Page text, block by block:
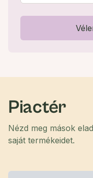
Piactér
Nézd meg mások
saját termékeidet.